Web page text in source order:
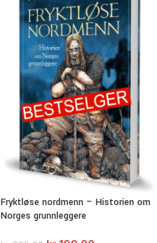
Fryktløse nordmenn – Historien om
Norges grunnleggere